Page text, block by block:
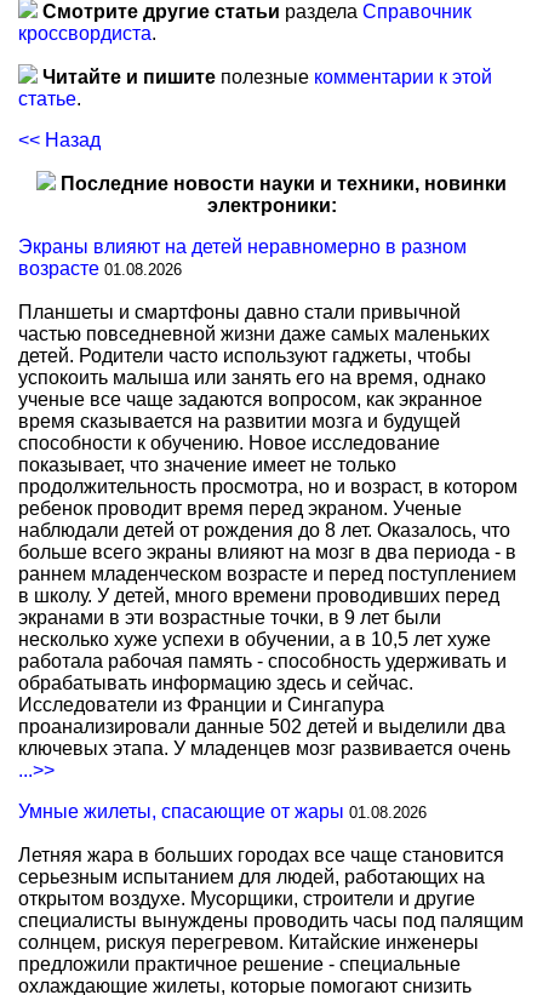
Смотрите другие статьи раздела Справочник
кроссвордиста.
Читайте и пишите полезные комментарии к этой
статье.
<< Назад
Последние новости науки и техники, новинки
электроники:
Экраны влияют на детей неравномерно в разном
возрасте 01.08.2026
Планшеты и смартфоны давно стали привычной
частью повседневной жизни даже самых маленьких
детей. Родители часто используют гаджеты, чтобы
успокоить малыша или занять его на время, однако
ученые все чаще задаются вопросом, как экранное
время сказывается на развитии мозга и будущей
способности к обучению. Новое исследование
показывает, что значение имеет не только
продолжительность просмотра, но и возраст, в котором
ребенок проводит время перед экраном. Ученые
наблюдали детей от рождения до 8 лет. Оказалось, что
больше всего экраны влияют на мозг в два периода - в
раннем младенческом возрасте и перед поступлением
в школу. У детей, много времени проводивших перед
экранами в эти возрастные точки, в 9 лет были
несколько хуже успехи в обучении, а в 10,5 лет хуже
работала рабочая память - способность удерживать и
обрабатывать информацию здесь и сейчас.
Исследователи из Франции и Сингапура
проанализировали данные 502 детей и выделили два
ключевых этапа. У младенцев мозг развивается очень
...>>
Умные жилеты, спасающие от жары 01.08.2026
Летняя жара в больших городах все чаще становится
серьезным испытанием для людей, работающих на
открытом воздухе. Мусорщики, строители и другие
специалисты вынуждены проводить часы под палящим
солнцем, рискуя перегревом. Китайские инженеры
предложили практичное решение - специальные
охлаждающие жилеты, которые помогают снизить